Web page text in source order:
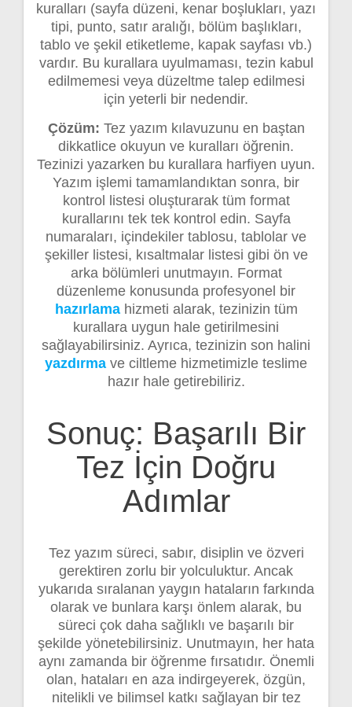
kuralları (sayfa düzeni, kenar boşlukları, yazı
tipi, punto, satır aralığı, bölüm başlıkları,
tablo ve şekil etiketleme, kapak sayfası vb.)
vardır. Bu kurallara uyulmaması, tezin kabul
edilmemesi veya düzeltme talep edilmesi
için yeterli bir nedendir.
Çözüm: Tez yazım kılavuzunu en baştan
dikkatlice okuyun ve kuralları öğrenin.
Tezinizi yazarken bu kurallara harfiyen uyun.
Yazım işlemi tamamlandıktan sonra, bir
kontrol listesi oluşturarak tüm format
kurallarını tek tek kontrol edin. Sayfa
numaraları, içindekiler tablosu, tablolar ve
şekiller listesi, kısaltmalar listesi gibi ön ve
arka bölümleri unutmayın. Format
düzenleme konusunda profesyonel bir
hazırlamahizmeti alarak, tezinizin tüm
kurallara uygun hale getirilmesini
sağlayabilirsiniz. Ayrıca, tezinizin son halini
yazdırma ve ciltleme hizmetimizle teslime
hazır hale getirebiliriz.
Sonuç: Başarılı Bir
Tez İçin Doğru
Adımlar
Tez yazım süreci, sabır, disiplin ve özveri
gerektiren zorlu bir yolculuktur. Ancak
yukarıda sıralanan yaygın hataların farkında
olarak ve bunlara karşı önlem alarak, bu
süreci çok daha sağlıklı ve başarılı bir
şekilde yönetebilirsiniz. Unutmayın, her hata
aynı zamanda bir öğrenme fırsatıdır. Önemli
olan, hataları en aza indirgeyerek, özgün,
nitelikli ve bilimsel katkı sağlayan bir tez